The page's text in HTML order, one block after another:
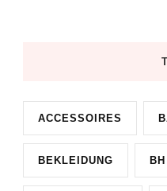
ACCESSOIRES
BEKLEIDUNG BH